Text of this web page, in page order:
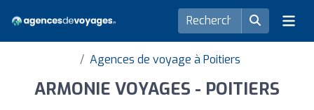
Agences de voyage à Poitiers
ARMONIE VOYAGES - POITIERS